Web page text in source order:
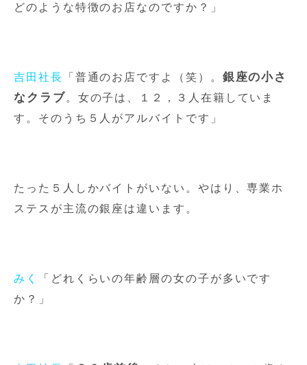
どのような特徴のお店なのですか？」
吉田社長 「普通のお店ですよ（笑）。 銀座の小さ
なクラブ。女の子は、１２，３人在籍していま
す。そのうち５人がアルバイトです」
たった５人しかバイトがいない。やはり、専業ホ
ステスが主流の銀座は違います。
みく
「どれくらいの年齢層の女の子が多いです
か？」